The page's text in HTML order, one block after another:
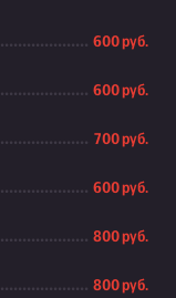
600 руб.
600 руб.
700 руб.
600 руб.
800 руб.
800 руб.